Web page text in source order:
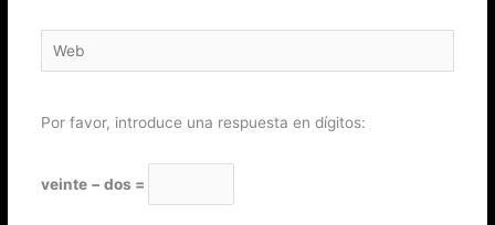
Web
Por favor, introduce una respuesta en dígitos:
veinte − dos =